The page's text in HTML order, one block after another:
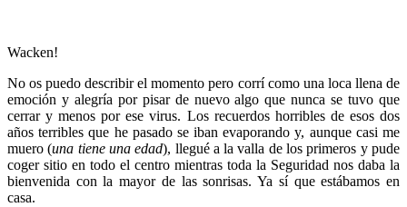
Wacken!
No os puedo describir el momento pero corrí como una loca llena de
emoción y alegría por pisar de nuevo algo que nunca se tuvo que
cerrar y menos por ese virus. Los recuerdos horribles de esos dos
años terribles que he pasado se iban evaporando y, aunque casi me
muero (una tiene una edad), llegué a la valla de los primeros y pude
coger sitio en todo el centro mientras toda la Seguridad nos daba la
bienvenida con la mayor de las sonrisas. Ya sí que estábamos en
casa.